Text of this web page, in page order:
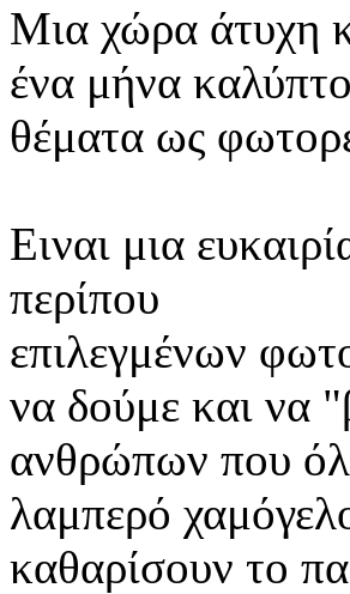
Μια χώρα άτυχη
ένα μήνα
θέματα ως
Ειναι μια
περίπου
επιλεγμένων
να δούμε και να
ανθρώπων που
λαμπερό
καθαρίσουν το